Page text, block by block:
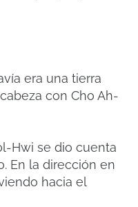
era una tierra
con Cho Ah-
Hwi se dio cuenta
En la dirección en
hacia el